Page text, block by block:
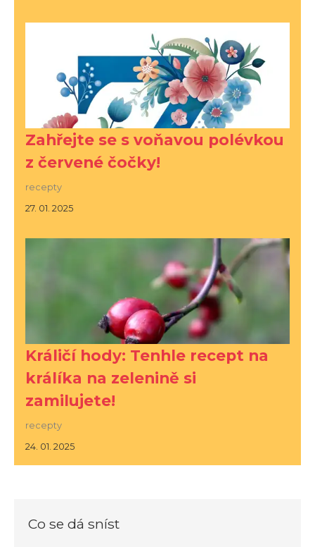
Zahřejte se s voňavou polévkou
z červené čočky!
recepty
27. 01. 2025
Králičí hody: Tenhle recept na
králíka na zelenině si
zamilujete!
recepty
24. 01. 2025
Co se dá sníst